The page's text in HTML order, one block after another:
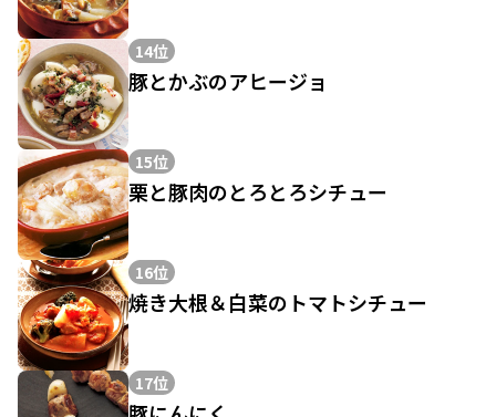
14位
豚とかぶのアヒージョ
15位
栗と豚肉のとろとろシチュー
16位
焼き大根＆白菜のトマトシチュー
17位